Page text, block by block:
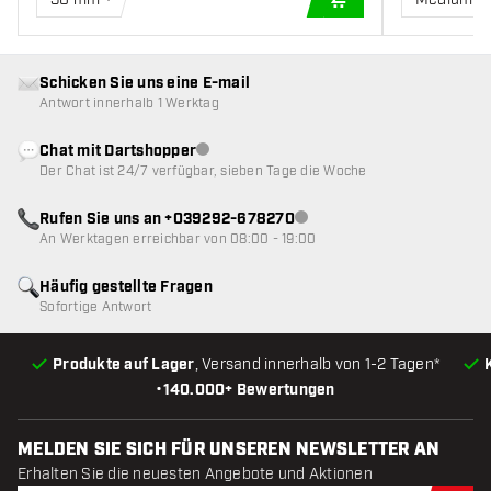
IN DEN
•140.000+ Bewertungen
Produkte auf Lager, Versand innerhalb von 1-2 Tagen*
Häufig gestellte Fragen
Sofortige Antwort
Schicken Sie uns eine E-mail
Antwort innerhalb 1 Werktag
Chat mit DartshopperKundenservice nicht verfügbar
Der Chat ist 24/7 verfügbar, sieben Tage die Woche
Rufen Sie uns an +039292-678270Kundenservice nicht
An Werktagen erreichbar von 08:00 - 19:00
MELDEN SIE SICH FÜR UNSEREN NEWSLETTER AN
Erhalten Sie die neuesten Angebote und Aktionen